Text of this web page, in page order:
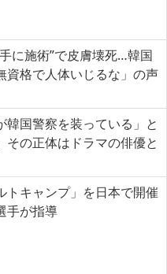
に施術”で皮膚壊死…韓国
資格で人体いじるな」の声
韓国警察を装っている」と
その正体はドラマの俳優と
トキャンプ」を日本で開催
が指導